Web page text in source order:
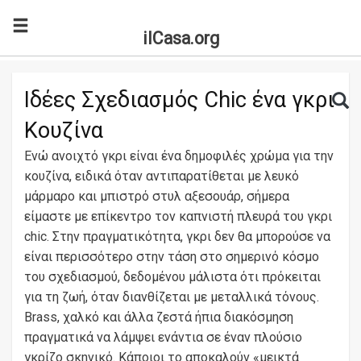
ilCasa.org
Search for:
Ιδέες Σχεδιασμός Chic ένα γκρι
Κουζίνα
Ενώ ανοιχτό γκρι είναι ένα δημοφιλές χρώμα για την
κουζίνα, ειδικά όταν αντιπαρατίθεται με λευκό
μάρμαρο και μπιστρό στυλ αξεσουάρ, σήμερα
είμαστε με επίκεντρο τον καπνιστή πλευρά του γκρι
chic. Στην πραγματικότητα, γκρι δεν θα μπορούσε να
είναι περισσότερο στην τάση στο σημερινό κόσμο
του σχεδιασμού, δεδομένου μάλιστα ότι πρόκειται
για τη ζωή, όταν διανθίζεται με μεταλλικά τόνους.
Brass, χαλκό και άλλα ζεστά ήπια διακόσμηση
πραγματικά να λάμψει ενάντια σε έναν πλούσιο
γκρίζο σκηνικό. Κάποιοι το αποκαλούν «μεικτά